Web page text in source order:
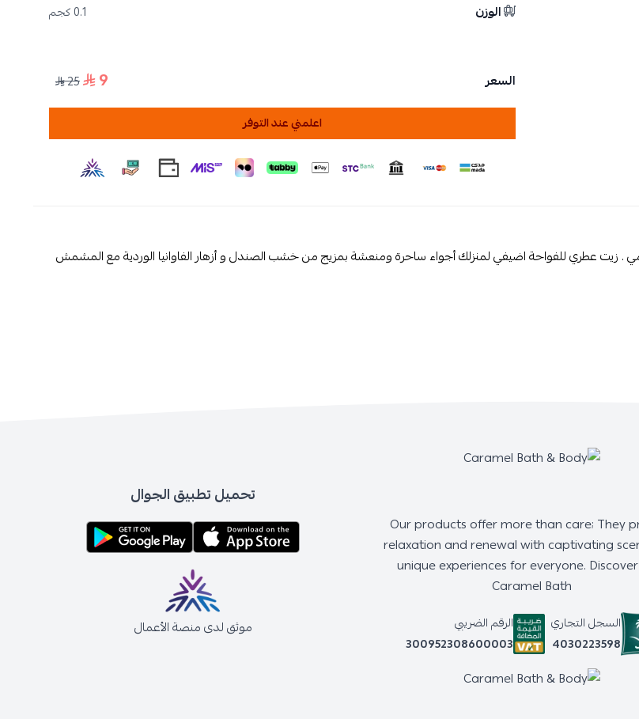
الوزن 0.1 كجم
السعر 9
25
اعلمني عند التوفر
. زيت عطري للفواحة اضيفي لمنزلك أجواء ساحرة ومنعشة بمزيج من خشب الصندل و أزهار الفاوانيا الوردية مع المشمش
Our products offer more than care; They
relaxation and renewal with captivating
unique experiences for everyone.
Caramel Bath
السجل التجاري
4030223598
الرقم الضريبي
300952308600003
تحميل تطبيق الجوال
موثق لدى منصة الأعمال